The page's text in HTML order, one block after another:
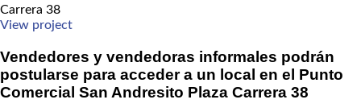
View project
Vendedores y vendedoras informales podrán
postularse para acceder a un local en el Punto
Comercial San Andresito Plaza Carrera 38